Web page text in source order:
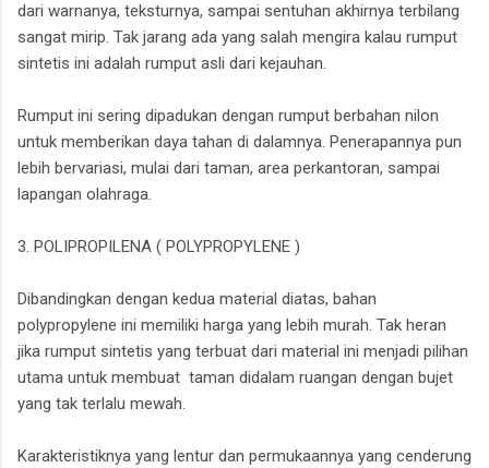
dari warnanya, teksturnya, sampai sentuhan akhirnya terbilang
sangat mirip. Tak jarang ada yang salah mengira kalau rumput
sintetis ini adalah rumput asli dari kejauhan.
Rumput ini sering dipadukan dengan rumput berbahan nilon
untuk memberikan daya tahan di dalamnya. Penerapannya pun
lebih bervariasi, mulai dari taman, area perkantoran, sampai
lapangan olahraga.
3. POLIPROPILENA ( POLYPROPYLENE )
Dibandingkan dengan kedua material diatas, bahan
polypropylene ini memiliki harga yang lebih murah. Tak heran
jika rumput sintetis yang terbuat dari material ini menjadi pilihan
utama untuk membuat taman didalam ruangan dengan bujet
yang tak terlalu mewah.
Karakteristiknya yang lentur dan permukaannya yang cenderung